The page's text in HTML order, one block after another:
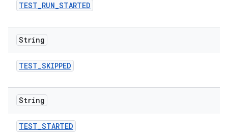
TEST_RUN_STARTED
String
TEST_SKIPPED
String
TEST_STARTED